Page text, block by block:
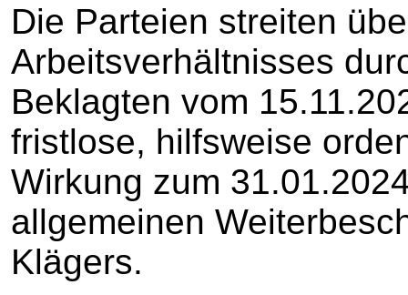
Die Parteien streiten
Arbeitsverhältnisses
Beklagten vom
fristlose, hilfsweise
Wirkung zum
allgemeinen
Klägers.